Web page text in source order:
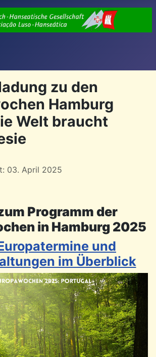
zu den
Hamburg
Welt braucht
03. April 2025
Programm der
in Hamburg 2025
und
im Überblick